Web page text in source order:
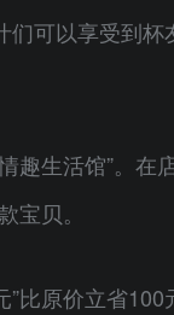
们可以享受到杯
趣生活馆”。在
宝贝。
”比原价立省